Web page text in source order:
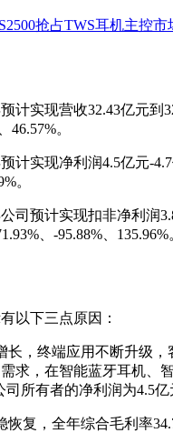
抢占TWS耳机主控市
计实现营收32.43亿元到
46.57%。
计实现净利润4.5亿元-
。
司预计实现扣非净利润
、-95.88%、135.96%
以下三点原因：
长，终端应用不断升级
求，在智能蓝牙耳机、
司所有者的净利润为4.5
复，全年综合毛利率